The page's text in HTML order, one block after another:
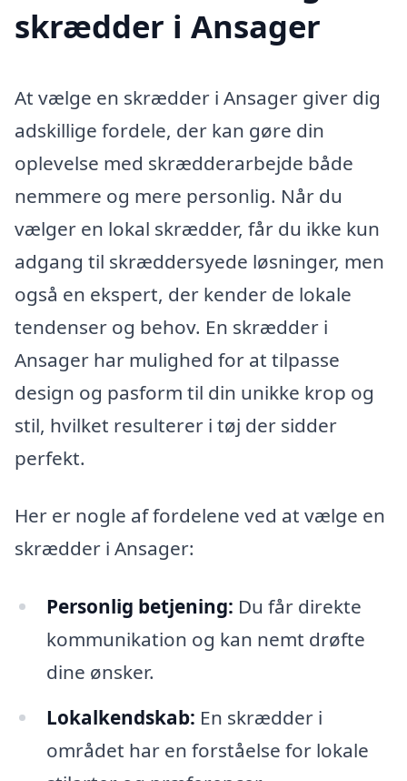
skrædder i Ansager
At vælge en skrædder i Ansager giver dig
adskillige fordele, der kan gøre din
oplevelse med skrædderarbejde både
nemmere og mere personlig. Når du
vælger en lokal skrædder, får du ikke kun
adgang til skræddersyede løsninger, men
også en ekspert, der kender de lokale
tendenser og behov. En skrædder i
Ansager har mulighed for at tilpasse
design og pasform til din unikke krop og
stil, hvilket resulterer i tøj der sidder
perfekt.
Her er nogle af fordelene ved at vælge en
skrædder i Ansager:
Personlig betjening: Du får direkte
kommunikation og kan nemt drøfte
dine ønsker.
Lokalkendskab: En skrædder i
området har en forståelse for lokale